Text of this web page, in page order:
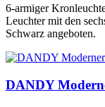
6-armiger
Leuchter mit den
Schwarz angeboten.
DANDY